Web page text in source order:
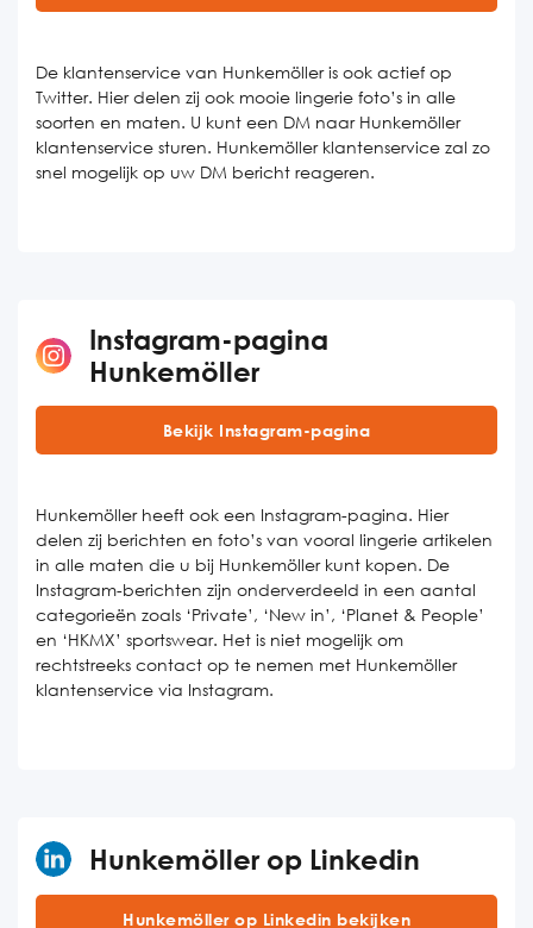
De klantenservice van Hunkemöller is ook actief op
Twitter. Hier delen zij ook mooie lingerie foto’s in alle
soorten en maten. U kunt een DM naar Hunkemöller
klantenservice sturen. Hunkemöller klantenservice zal zo
snel mogelijk op uw DM bericht reageren.
Instagram-pagina
Hunkemöller
Bekijk Instagram-pagina
Hunkemöller heeft ook een Instagram-pagina. Hier
delen zij berichten en foto’s van vooral lingerie artikelen
in alle maten die u bij Hunkemöller kunt kopen. De
Instagram-berichten zijn onderverdeeld in een aantal
categorieën zoals ‘Private’, ‘New in’, ‘Planet & People’
en ‘HKMX’ sportswear. Het is niet mogelijk om
rechtstreeks contact op te nemen met Hunkemöller
klantenservice via Instagram.
Hunkemöller op Linkedin
Hunkemöller op Linkedin bekijken